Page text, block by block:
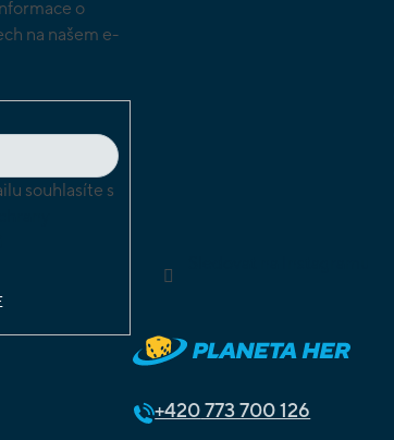
o
na našem e-
souhlasíte s
+420773 700 126